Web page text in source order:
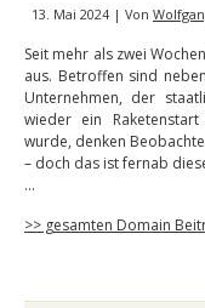
13. Mai 2024 | Von
Seit mehr als zwei
aus. Betroffen sind
Unternehmen, der
wieder ein
wurde, denken
– doch das ist fernab
…
>> gesamten Domain